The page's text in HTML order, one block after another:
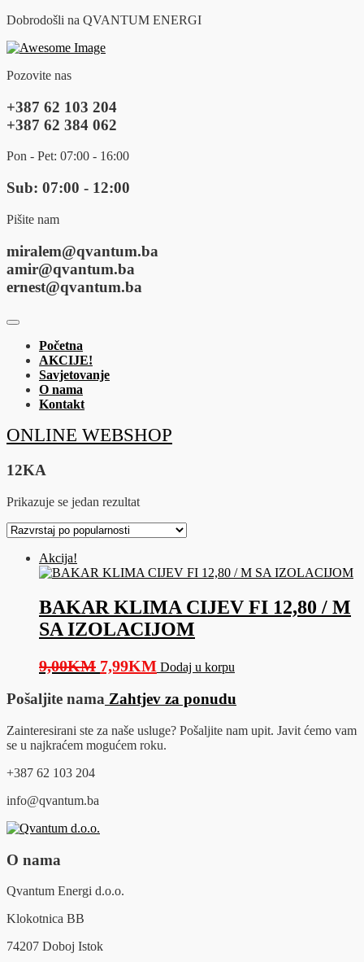
Dobrodošli na QVANTUM ENERGI
Pozovite nas
+387 62 103 204
+387 62 384 062
Pon - Pet: 07:00 - 16:00
Sub: 07:00 - 12:00
Pišite nam
miralem@qvantum.ba
amir@qvantum.ba
ernest@qvantum.ba
Početna
AKCIJE!
Savjetovanje
O nama
Kontakt
ONLINE WEBSHOP
12KA
Prikazuje se jedan rezultat
Akcija!
BAKAR KLIMA CIJEV FI 12,80 / M
SA IZOLACIJOM
9,00KM Original
was:
9,00KM.
7,99KMCurrent
is:
7,99KM.
Dodaj u korpu
Pošaljite nama Zahtjev za ponudu
Zainteresirani ste za naše usluge? Pošaljite nam upit. Javit ćemo vam
se u najkraćem mogućem roku.
+387 62 103 204
info@qvantum.ba
O nama
Qvantum Energi d.o.o.
Klokotnica BB
74207 Doboj Istok